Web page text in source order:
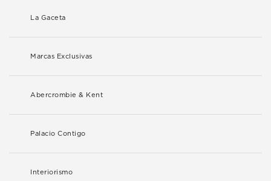
La Gaceta
Marcas Exclusivas
Abercrombie & Kent
Palacio Contigo
Interiorismo